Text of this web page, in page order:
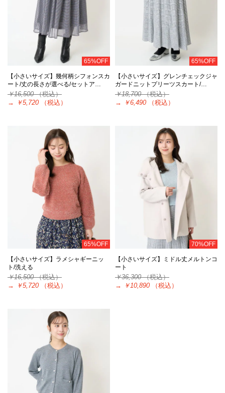
65%OFF
【小さいサイズ】幾何柄シフォンスカ
ート/丈の長さが選べる/セットア…
￥16,500（税込）
→
￥5,720 （税込）
65%OFF
【小さいサイズ】グレンチェックジャ
ガードニットプリーツスカート/…
￥18,700（税込）
→
￥6,490 （税込）
65%OFF
【小さいサイズ】ラメシャギーニッ
ト/洗える
￥16,500（税込）
→
￥5,720 （税込）
70%OFF
【小さいサイズ】ミドル丈メルトンコ
ート
￥36,300（税込）
→
￥10,890 （税込）